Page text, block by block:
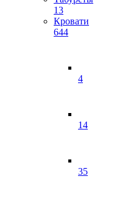
13
Кровати
644
4
14
35